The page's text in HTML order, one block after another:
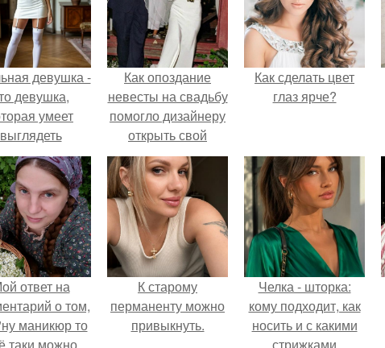
девушка -
девушка,
умеет
выглядеть
и
в любои
ситуации.
Как опоздание
невесты на свадьбу
помогло дизайнеру
открыть свой
бренд.
Как сделать цвет
глаз ярче?
ответ на
о том,
маникюр то
К старому
перманенту можно
привыкнуть.
Челка - шторка:
кому подходит, как
носить и с какими